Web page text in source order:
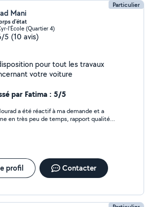
Particulier
Mani
d'état
l'École (Quartier 4)
5 (10 avis)
pour tout les travaux
votre voiture
par Fatima : 5/5
a été réactif à ma demande et a
profil Contacter